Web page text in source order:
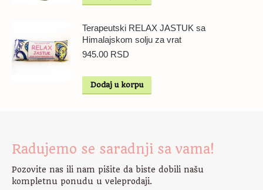
Terapeutski RELAX JASTUK sa
Himalajskom solju za vrat
945.00 RSD
Dodaj u korpu
Radujemo se saradnji sa vama!
Pozovite nas ili nam pišite da biste dobili našu
kompletnu ponudu u veleprodaji.